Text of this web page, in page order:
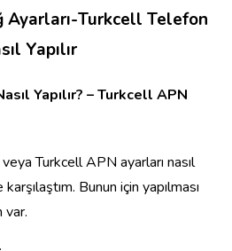
Turkcell Telefon
Yapılır
Yapılır? – Turkcell APN
Turkcell APN ayarları nasıl
Bunun için yapılması
var.